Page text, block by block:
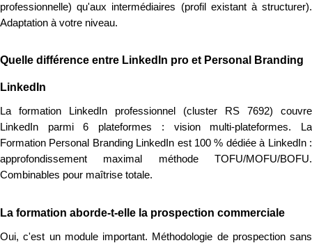
professionnelle) qu'aux intermédiaires (profil existant à structurer).
Adaptation à votre niveau.
Quelle différence entre LinkedIn pro et Personal Branding
LinkedIn
La formation LinkedIn professionnel (cluster RS 7692) couvre
LinkedIn parmi 6 plateformes : vision multi-plateformes. La
Formation Personal Branding LinkedIn est 100 % dédiée à LinkedIn :
approfondissement maximal méthode TOFU/MOFU/BOFU.
Combinables pour maîtrise totale.
La formation aborde-t-elle la prospection commerciale
Oui, c'est un module important. Méthodologie de prospection sans